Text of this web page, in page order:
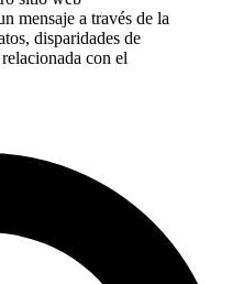
mensaje a través de la
disparidades de
con el